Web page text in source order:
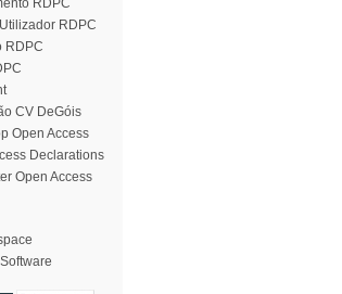
RDPC
RDPC
RDPC
CV DeGóis
Open Access
Declarations
Open Access